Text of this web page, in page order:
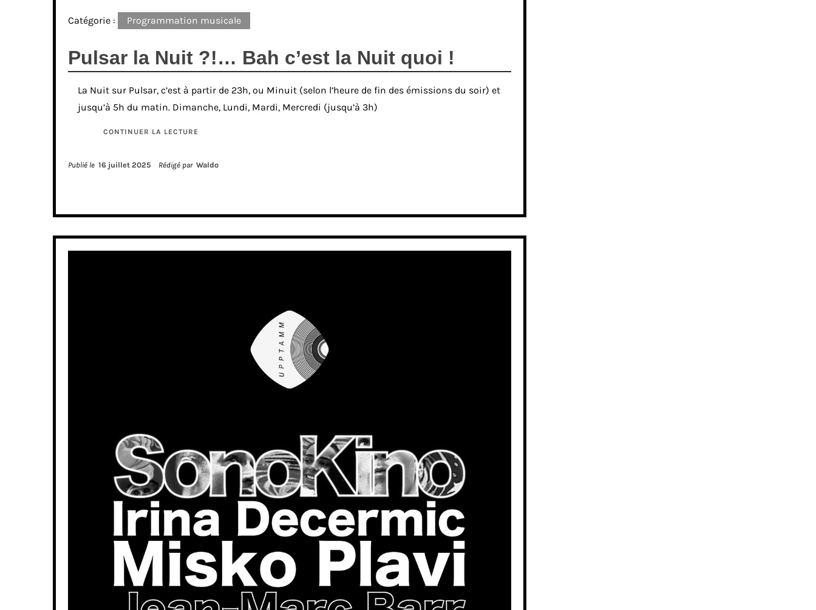
Catégorie : Programmation musicale
Pulsar la Nuit ?!… Bah c’est la Nuit quoi !
La Nuit sur Pulsar, c’est à partir de 23h, ou Minuit (selon l’heure de fin des émissions du soir) et
jusqu’à 5h du matin. Dimanche, Lundi, Mardi, Mercredi (jusqu’à 3h)
CONTINUER LA LECTURE
Publié le 16 juillet 2025 Rédigé par Waldo